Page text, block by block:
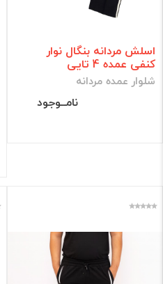
اسلش مردانه بنگال نوار
کنفی عمده 4 تایی
شلوار عمده مردانه
نامــوجود